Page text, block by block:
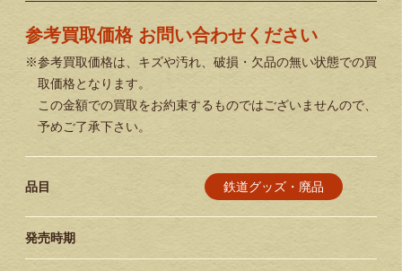
参考買取価格 お問い合わせください
※参考買取価格は、キズや汚れ、破損・欠品の無い状態での買
取価格となります。
この金額での買取をお約束するものではございませんので、
予めご了承下さい。
品目 鉄道グッズ・廃品
発売時期